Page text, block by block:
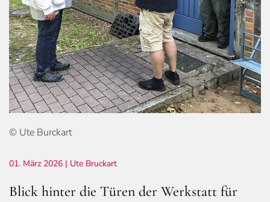
© Ute Burckart
01. März 2026 | Ute Bruckart
Blick hinter die Türen der Werkstatt für